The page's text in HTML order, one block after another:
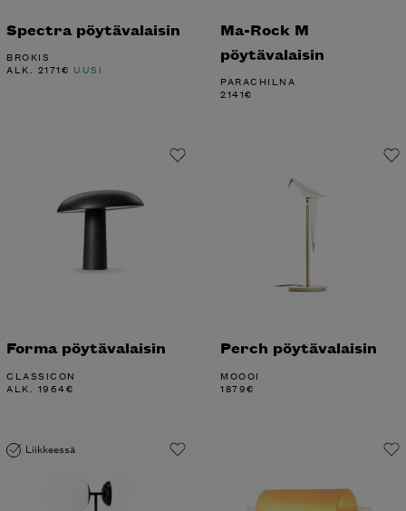
Spectra pöytävalaisin
BROKIS
ALK. 2171€ UUSI
Ma-Rock M
pöytävalaisin
PARACHILNA
2141€
Forma pöytävalaisin
CLASSICON
ALK. 1964€
Perch pöytävalaisin
MOOOI
1879€
Liikkeessä